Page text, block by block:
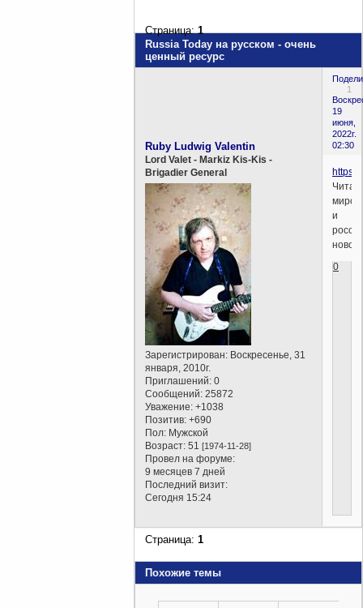
Russia Today на русском - очень
ценный ресурс
Страница:1
1
19
июня,
2022г.
02:30
Ruby Ludwig Valentin
Lord Valet - Markiz Kis-Kis -
Brigadier General
Зарегистрирован: Воскресенье, 31
января, 2010г.
Приглашений: 0
Сообщений: 25872
Уважение: +1038
Позитив: +690
Пол: Мужской
Возраст: 51[1974-11-28]
Провел на форуме:
9 месяцев 7 дней
Последний визит:
Сегодня 15:24
и
0
Страница:1
Похожие темы